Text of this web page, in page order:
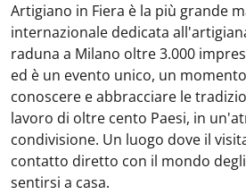
Artigiano in Fiera è la più grande
internazionale dedicata
raduna a Milano oltre 3.000
ed è un evento unico, un
conoscere e abbracciare le
lavoro di oltre cento Paesi, in
condivisione. Un luogo dove il
contatto diretto con il mondo
sentirsi a casa.